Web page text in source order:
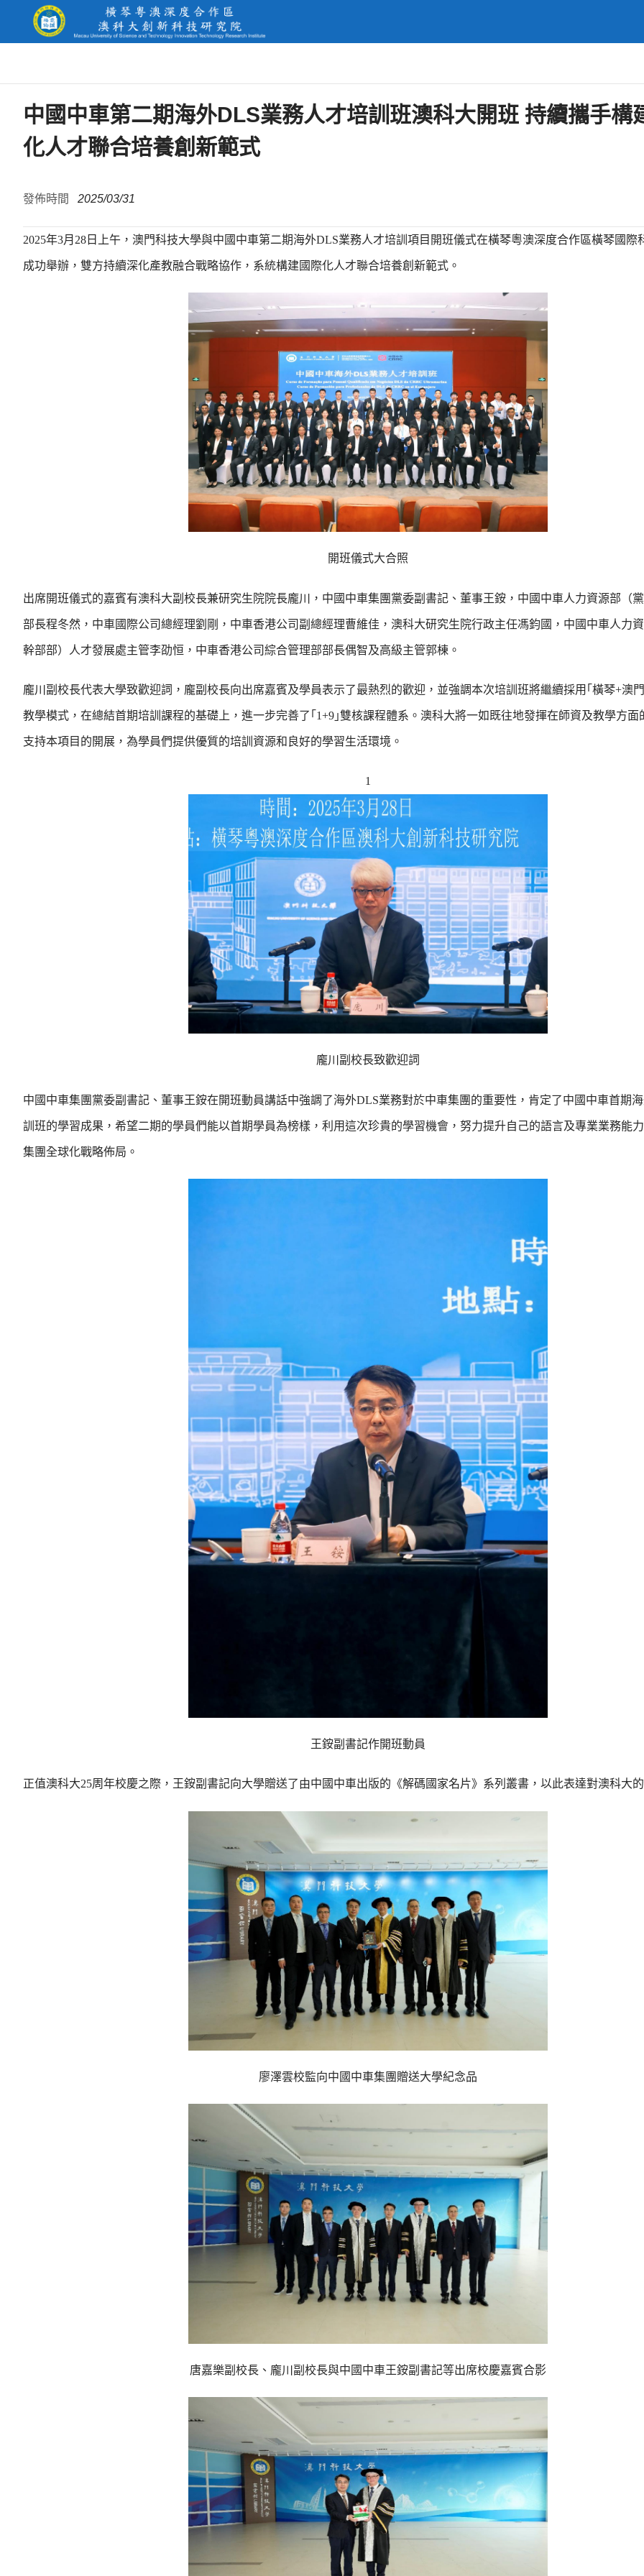
中國中車第二期海外DLS業務人才培訓班澳科大開班 持續攜手構
化人才聯合培養創新範式
發佈時間 2025/03/31
2025年3月28日上午，澳門科技大學與中國中車第二期海外DLS業務人才培訓項目開班儀式在橫琴粵澳深度合作區橫琴國際
成功舉辦，雙方持續深化產教融合戰略協作，系統構建國際化人才聯合培養創新範式。
開班儀式大合照
出席開班儀式的嘉賓有澳科大副校長兼研究生院院長龐川，中國中車集團黨委副書記、董事王銨，中國中車人力資源部（黨
部長程冬然，中車國際公司總經理劉剛，中車香港公司副總經理曹維佳，澳科大研究生院行政主任馮鈞國，中國中車人力
幹部部）人才發展處主管李劭恒，中車香港公司綜合管理部部長偶智及高級主管郭棟。
龐川副校長代表大學致歡迎詞，龐副校長向出席嘉賓及學員表示了最熱烈的歡迎，並強調本次培訓班將繼續採用｢橫琴+澳
教學模式，在總結首期培訓課程的基礎上，進一步完善了｢1+9｣雙核課程體系。澳科大將一如既往地發揮在師資及教學方面
支持本項目的開展，為學員們提供優質的培訓資源和良好的學習生活環境。
1
龐川副校長致歡迎詞
中國中車集團黨委副書記、董事王銨在開班動員講話中強調了海外DLS業務對於中車集團的重要性，肯定了中國中車首期
訓班的學習成果，希望二期的學員們能以首期學員為榜樣，利用這次珍貴的學習機會，努力提升自己的語言及專業業務能
集團全球化戰略佈局。
王銨副書記作開班動員
正值澳科大25周年校慶之際，王銨副書記向大學贈送了由中國中車出版的《解碼國家名片》系列叢書，以此表達對澳科大
廖澤雲校監向中國中車集團贈送大學紀念品
唐嘉樂副校長、龐川副校長與中國中車王銨副書記等出席校慶嘉賓合影